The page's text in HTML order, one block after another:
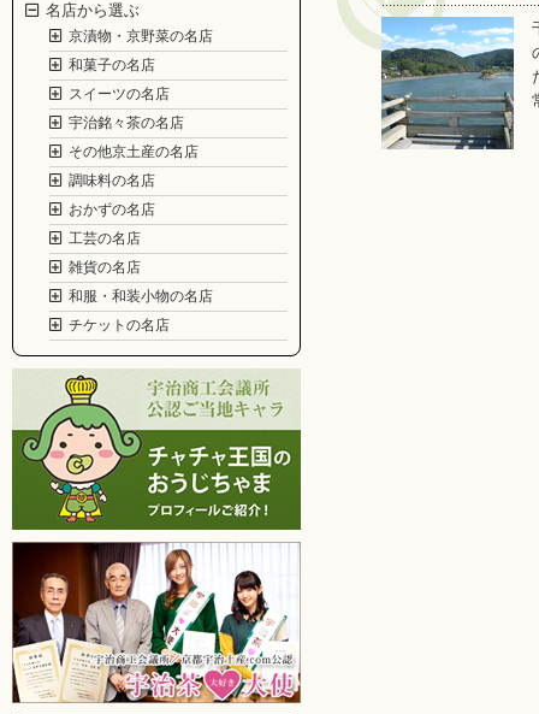
名店から選ぶ
京漬物・京野菜の名店
和菓子の名店
スイーツの名店
宇治銘々茶の名店
その他京土産の名店
調味料の名店
おかずの名店
工芸の名店
雑貨の名店
和服・和装小物の名店
チケットの名店